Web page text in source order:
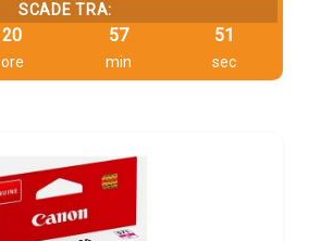
SCADE TRA:
20
ore
57
min
49
sec